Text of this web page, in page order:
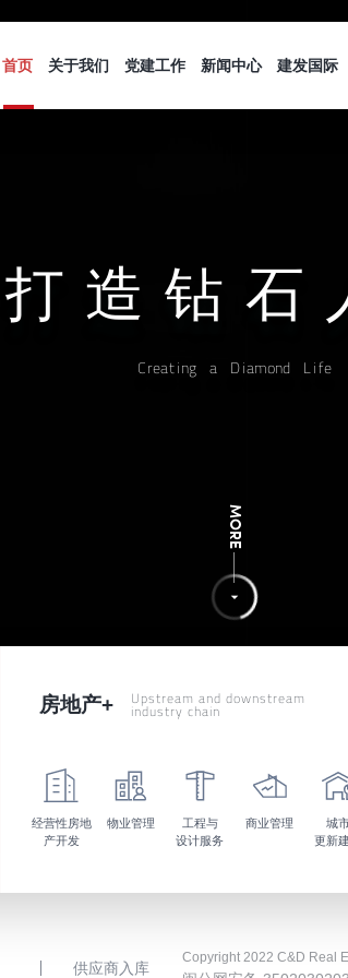
首页 关于我们 党建工作 新闻中心 建发国际
打 造 钻 石
Creating a Diamond Life
MORE
——

房地产+ Upstream and downstream
industry chain
经营性房地
产开发
物业管理
工程与
设计服务
商业管理
城
更新
供应商入库
Copyright 2022 C&D Real